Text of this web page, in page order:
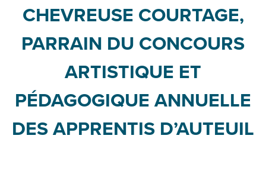
CHEVREUSE COURTAGE,
PARRAIN DU CONCOURS
ARTISTIQUE ET
PÉDAGOGIQUE ANNUELLE
DES APPRENTIS D’AUTEUIL